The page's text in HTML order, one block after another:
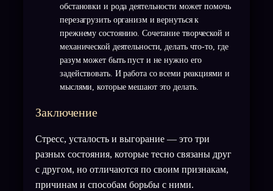
обстановки и рода деятельности может помочь
перезагрузить организм и вернуться к
прежнему состоянию. Сочетание творческой и
механической деятельности, делать что-то, где
разум может быть пуст и не нужно его
задействовать. И работа со всеми реакциями и
мыслями, которые мешают это делать.
Заключение
Стресс, усталость и выгорание — это три
разных состояния, которые тесно связаны друг
с другом, но отличаются по своим признакам,
причинам и способам борьбы с ними.